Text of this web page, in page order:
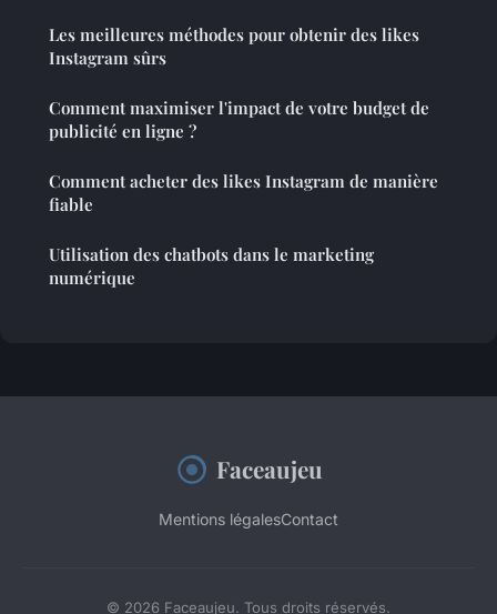
Les meilleures méthodes pour obtenir des likes
Instagram sûrs
Comment maximiser l'impact de votre budget de
publicité en ligne ?
Comment acheter des likes Instagram de manière
fiable
Utilisation des chatbots dans le marketing
numérique
Faceaujeu
Mentions légalesContact
© 2026 Faceaujeu. Tous droits réservés.